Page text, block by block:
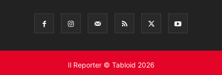
Il Reporter © Tabloid 2026